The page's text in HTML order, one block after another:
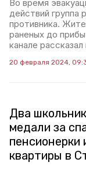
Во время
действий группа
противника.
раненых до
канале
20 февраля 2024,
Два
медали за
пенсионерки
квартиры в